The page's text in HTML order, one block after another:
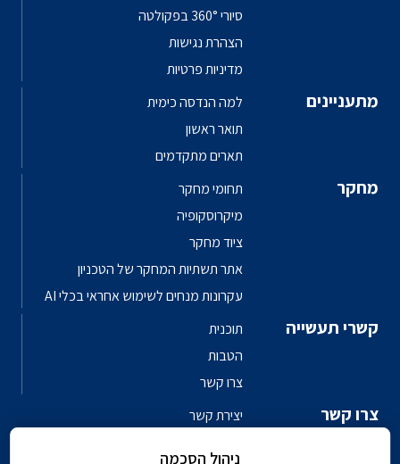
סיורי 360° בפקולטה
הצהרת נגישות
מדיניות פרטיות
מתעניינים
למה הנדסה כימית
תואר ראשון
תארים מתקדמים
מחקר
תחומי מחקר
מיקרוסקופיה
ציוד מחקר
אתר תשתיות המחקר של הטכניון
עקרונות מנחים לשימוש אחראי בכלי AI
קשרי תעשייה
תוכנית
הטבות
צרו קשר
צרו קשר
יצירת קשר
ניהול הסכמה